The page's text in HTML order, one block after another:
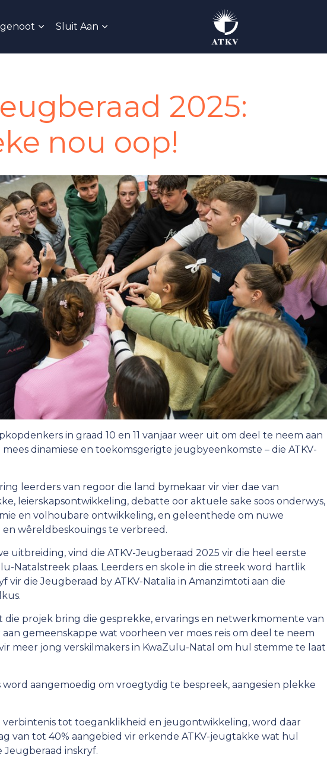
Skip to main content
Sluit Aan
2025:
nou oop!
in graad 10 en 11 vanjaar weer uit om deel te neem aan
mees dinamiese en toekomsgerigte jeugbyeenkomste – die ATKV-
leerders van regoor die land bymekaar vir vier dae van
leierskapsontwikkeling, debatte oor aktuele sake soos onderwys,
en volhoubare ontwikkeling, en geleenthede om nuwe
en wêreldbeskouings te verbreed.
uitbreiding, vind die ATKV-Jeugberaad 2025 vir die heel eerste
Natalstreek plaas. Leerders en skole in die streek word hartlik
vir die Jeugberaad by ATKV-Natalia in Amanzimtoti aan die
die projek bring die gesprekke, ervarings en netwerkmomente van
gemeenskappe wat voorheen ver moes reis om deel te neem
meer jong verskilmakers in KwaZulu-Natal om hul stemme te laat
aangemoedig om vroegtydig te bespreek, aangesien plekke
verbintenis tot toeganklikheid en jeugontwikkeling, word daar
van tot 40% aangebied vir erkende ATKV-jeugtakke wat hul
inskryf.